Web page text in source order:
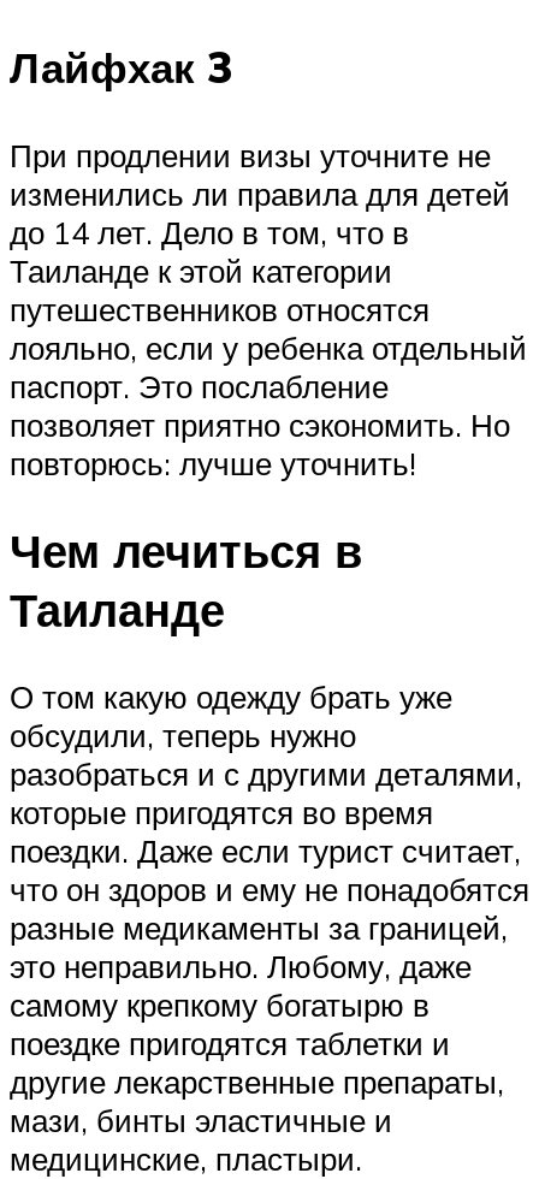
Лайфхак 3
При продлении визы уточните не
изменились ли правила для детей
до 14 лет. Дело в том, что в
Таиланде к этой категории
путешественников относятся
лояльно, если у ребенка отдельный
паспорт. Это послабление
позволяет приятно сэкономить. Но
повторюсь: лучше уточнить!
Чем лечиться в
Таиланде
О том какую одежду брать уже
обсудили, теперь нужно
разобраться и с другими деталями,
которые пригодятся во время
поездки. Даже если турист считает,
что он здоров и ему не понадобятся
разные медикаменты за границей,
это неправильно. Любому, даже
самому крепкому богатырю в
поездке пригодятся таблетки и
другие лекарственные препараты,
мази, бинты эластичные и
медицинские, пластыри.